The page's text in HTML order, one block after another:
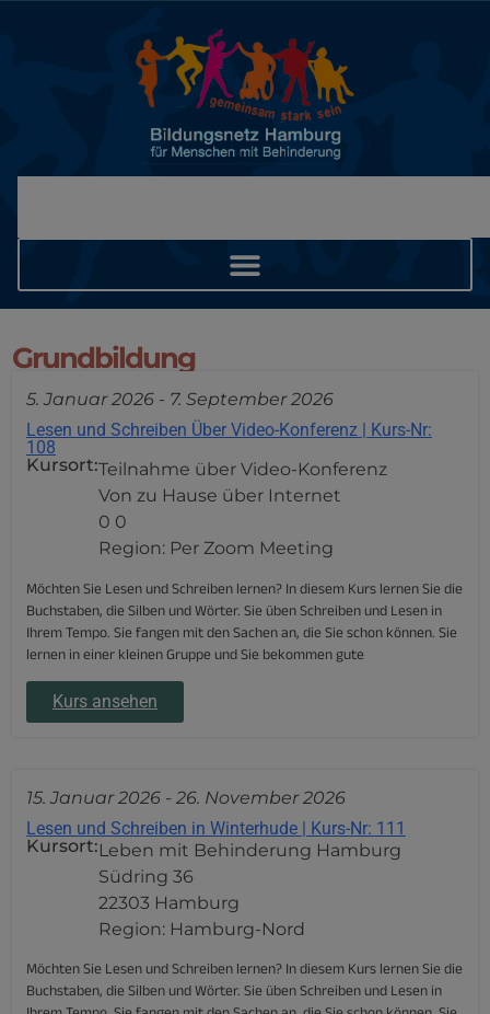
Grundbildung
5. Januar 2026 - 7. September 2026
Lesen und Schreiben Über Video-Konferenz | Kurs-Nr:
108
Kursort:Teilnahme über Video-Konferenz
Von zu Hause über Internet
0 0
Region: Per Zoom Meeting
Möchten Sie Lesen und Schreiben lernen? In diesem Kurs lernen Sie die
Buchstaben, die Silben und Wörter. Sie üben Schreiben und Lesen in
Ihrem Tempo. Sie fangen mit den Sachen an, die Sie schon können. Sie
lernen in einer kleinen Gruppe und Sie bekommen gute
Kurs ansehen
15. Januar 2026 - 26. November 2026
Lesen und Schreiben in Winterhude | Kurs-Nr: 111
Kursort:Leben mit Behinderung Hamburg
Südring 36
22303 Hamburg
Region: Hamburg-Nord
Möchten Sie Lesen und Schreiben lernen? In diesem Kurs lernen Sie die
Buchstaben, die Silben und Wörter. Sie üben Schreiben und Lesen in